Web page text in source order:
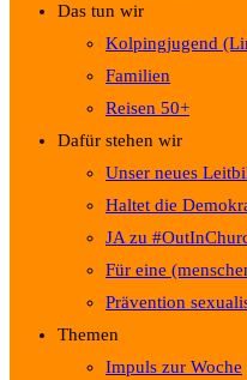
Das tun wir
Kolpingjugend
Familien
Reisen 50+
Dafür stehen wir
Unser neues
Haltet die
JA zu
Für eine
Prävention
Themen
Impuls zur Woche